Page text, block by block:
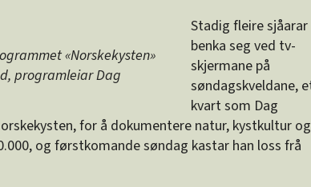
«Norskekysten»
programleiar Dag
Stadig fleire sjåarar
benka seg ved tv-
skjermane på
søndagskveldane,
kvart som Dag
for å dokumentere natur, kystkultur og
og førstkomande søndag kastar han loss frå